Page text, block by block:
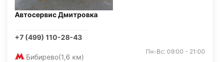
Автосервис Дмитровка
+7 (499) 110-28-43
Бибирево(1,6 км)
Пн-Вс: 09:00 - 21:00